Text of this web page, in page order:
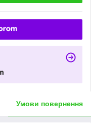
Умови повернення